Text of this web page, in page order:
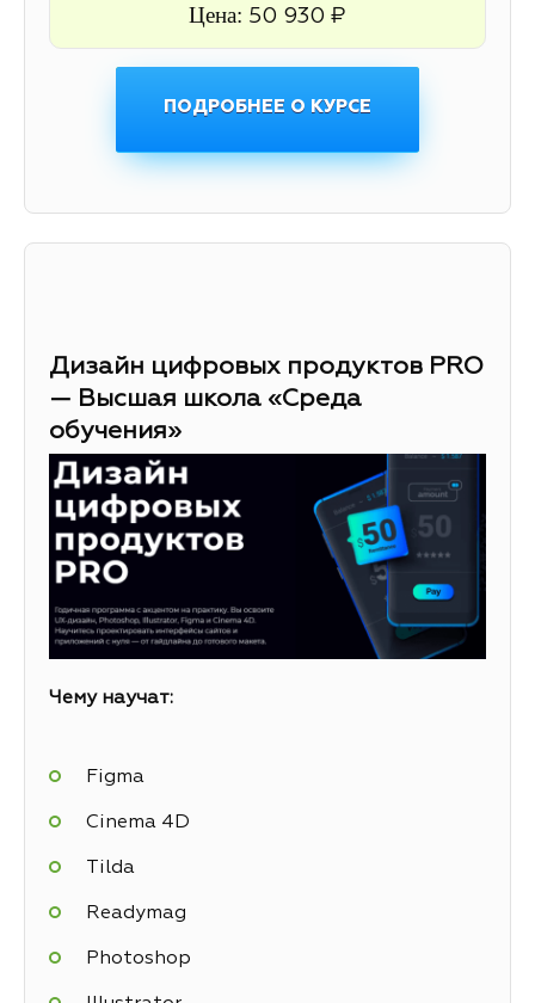
Цена: 50 930 ₽
ПОДРОБНЕЕ О КУРСЕ
Дизайн цифровых продуктов PRO
— Высшая школа «Среда
обучения»
Чему научат:
Figma
Cinema 4D
Tilda
Readymag
Photoshop